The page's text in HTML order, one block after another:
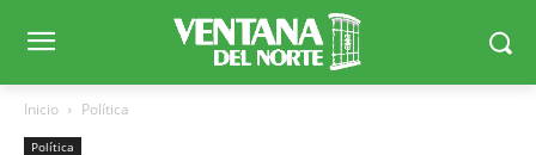
Inicio Política
Política